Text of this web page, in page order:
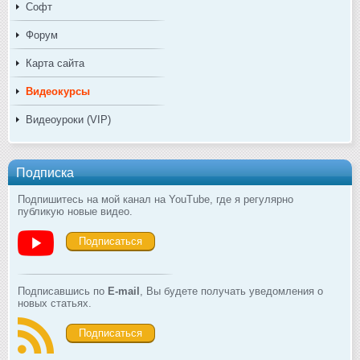
Софт
Форум
Карта сайта
Видеокурсы
Видеоуроки (VIP)
Подписка
Подпишитесь на мой канал на YouTube, где я регулярно
публикую новые видео.
Подписаться
Подписавшись по E-mail , Вы будете получать уведомления о
новых статьях.
Подписаться